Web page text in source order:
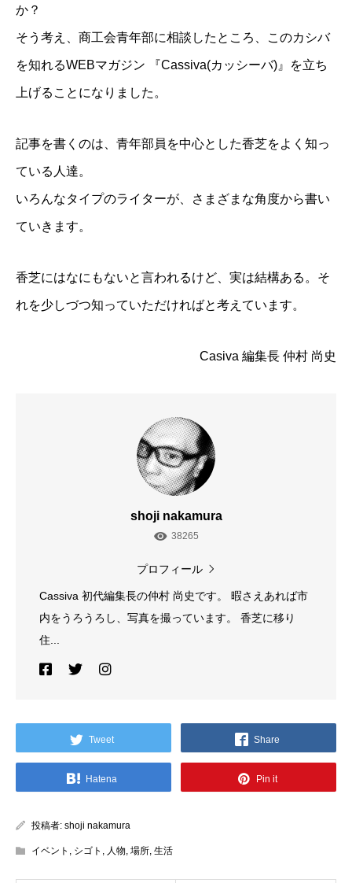
か？
そう考え、商工会青年部に相談したところ、このカシバ
を知れるWEBマガジン 『Cassiva(カッシーバ)』を立ち
上げることになりました。
記事を書くのは、青年部員を中心とした香芝をよく知っ
ている人達。
いろんなタイプのライターが、さまざまな角度から書い
ていきます。
香芝にはなにもないと言われるけど、実は結構ある。そ
れを少しづつ知っていただければと考えています。
Casiva 編集長 仲村 尚史
shoji nakamura
38265
プロフィール
Cassiva 初代編集長の仲村 尚史です。 暇さえあれば市
内をうろうろし、写真を撮っています。 香芝に移り
住...
Tweet Share
Hatena Pin it
投稿者: shoji nakamura
イベント , シゴト , 人物, 場所, 生活